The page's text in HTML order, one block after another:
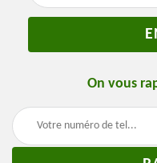
On vous